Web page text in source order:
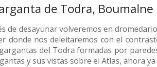
de Todra, Boumalne
de desayunar volveremos en
nos deleitaremos con el
del Todra formadas por
y sus vistas sobre el Atlas, ahora